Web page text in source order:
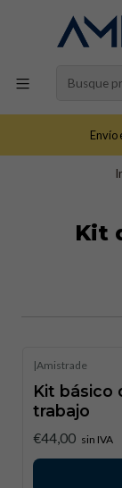
Envío
Kit
|Amistrade
Kit básico
trabajo
€44,00 sin IVA